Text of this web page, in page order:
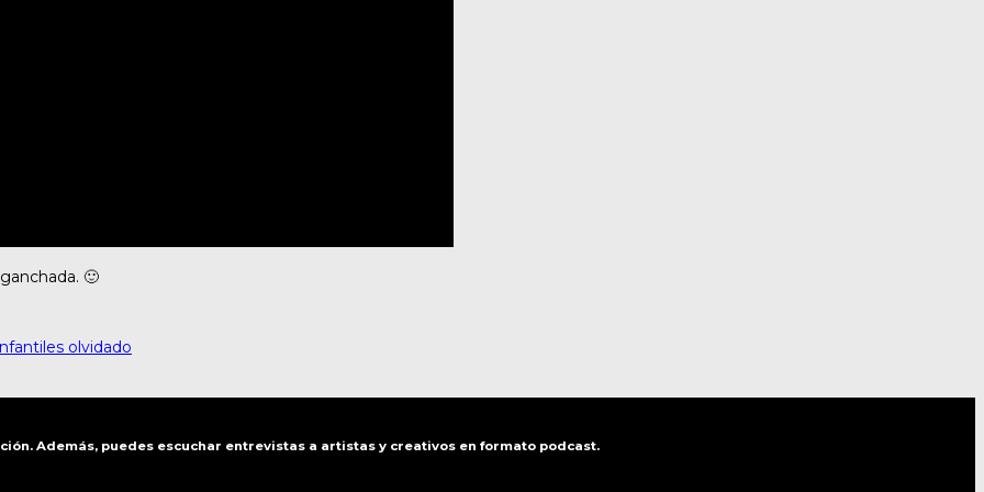
🙂
olvidado
Además, puedes escuchar entrevistas a artistas y creativos en formato podcast.